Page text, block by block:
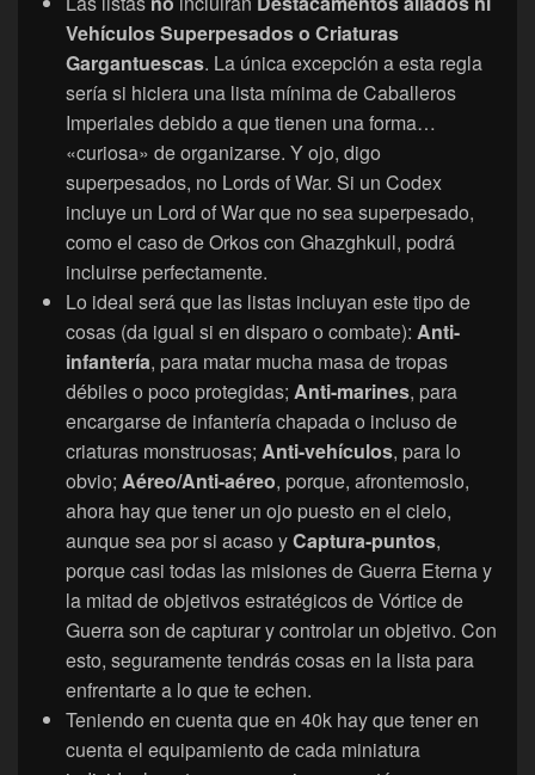
Vehículos Superpesados o Criaturas
Gargantuescas. La única excepción a esta regla
sería si hiciera una lista mínima de Caballeros
Imperiales debido a que tienen una forma…
«curiosa» de organizarse. Y ojo, digo
superpesados, no Lords of War. Si un Codex
incluye un Lord of War que no sea superpesado,
como el caso de Orkos con Ghazghkull, podrá
incluirse perfectamente.
Lo ideal será que las listas incluyan este tipo de
cosas (da igual si en disparo o combate): Anti-
infantería, para matar mucha masa de tropas
débiles o poco protegidas; Anti-marines, para
encargarse de infantería chapada o incluso de
criaturas monstruosas; Anti-vehículos, para lo
obvio; Aéreo/Anti-aéreo, porque, afrontemoslo,
ahora hay que tener un ojo puesto en el cielo,
aunque sea por si acaso yCaptura-puntos,
porque casi todas las misiones de Guerra Eterna y
la mitad de objetivos estratégicos de Vórtice de
Guerra son de capturar y controlar un objetivo. Con
esto, seguramente tendrás cosas en la lista para
enfrentarte a lo que te echen.
Teniendo en cuenta que en 40k hay que tener en
cuenta el equipamiento de cada miniatura